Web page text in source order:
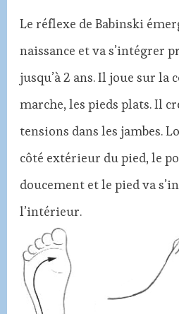
Le réflexe de Babinski
naissance et va s’intégrer
jusqu’à 2 ans. Il joue sur la
marche, les pieds plats. Il
tensions dans les jambes.
côté extérieur du pied, le
doucement et le pied va
l’intérieur.